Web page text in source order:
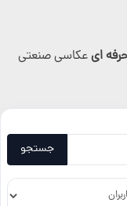
ایعکاسی صنعتی
جستجو